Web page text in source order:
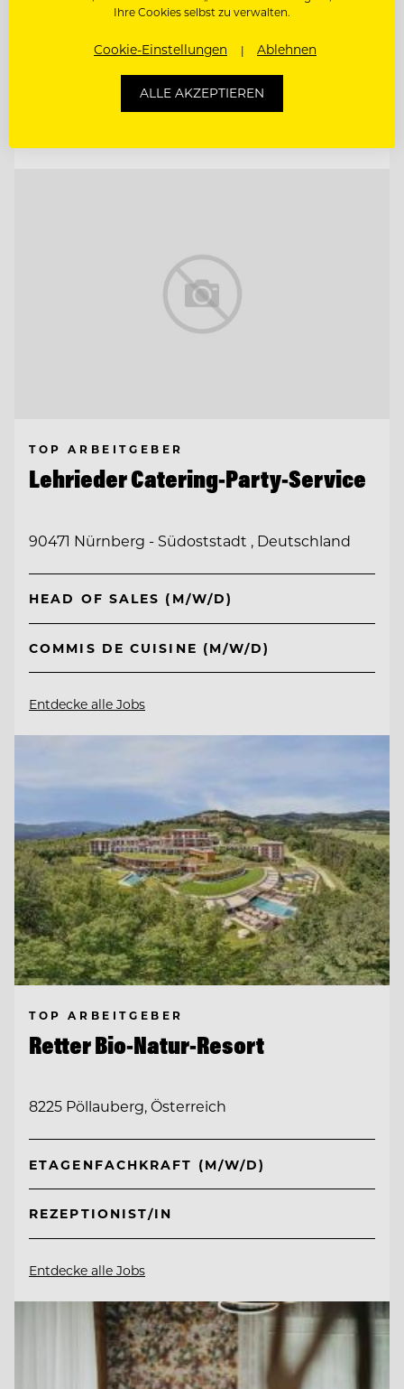
TOP ARBEITGEBER
Lehrieder Catering-Party-Service
90471 Nürnberg - Südoststadt , Deutschland
HEAD OF SALES (M/W/D)
COMMIS DE CUISINE (M/W/D)
Entdecke alle Jobs
TOP ARBEITGEBER
Retter Bio-Natur-Resort
8225 Pöllauberg, Österreich
ETAGENFACHKRAFT (M/W/D)
REZEPTIONIST/IN
Entdecke alle Jobs
Ihre Cookies selbst zu verwalten.
Cookie-Einstellungen Ablehnen
ALLE AKZEPTIEREN